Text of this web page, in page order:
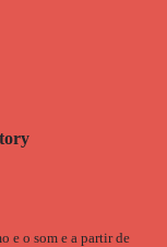
e o som e a partir de